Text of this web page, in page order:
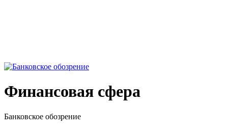
Финансовая сфера
Банковское обозрение